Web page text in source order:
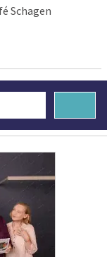
Schagen